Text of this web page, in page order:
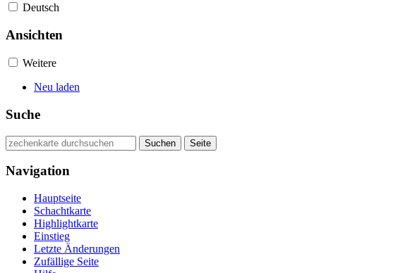
Deutsch
Ansichten
Weitere
Neu laden
Suche
Navigation
Hauptseite
Schachtkarte
Highlightkarte
Einstieg
Letzte Änderungen
Zufällige Seite